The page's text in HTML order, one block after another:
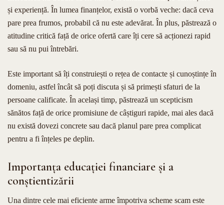
și experiență. În lumea finanțelor, există o vorbă veche: dacă ceva
pare prea frumos, probabil că nu este adevărat. În plus, păstrează o
atitudine critică față de orice ofertă care îți cere să acționezi rapid
sau să nu pui întrebări.
Este important să îți construiești o rețea de contacte și cunoștințe în
domeniu, astfel încât să poți discuta și să primești sfaturi de la
persoane calificate. În același timp, păstrează un scepticism
sănătos față de orice promisiune de câștiguri rapide, mai ales dacă
nu există dovezi concrete sau dacă planul pare prea complicat
pentru a fi înțeles pe deplin.
Importanța educației financiare și a
conștientizării
Una dintre cele mai eficiente arme împotriva scheme scam este